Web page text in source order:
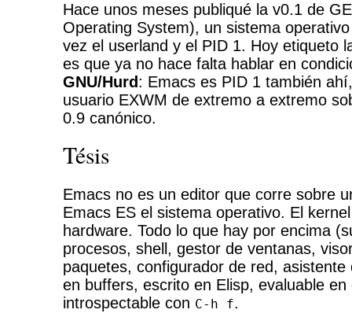
Hace unos meses publiqué la v0.1 de
Operating System), un sistema
vez el userland y el PID 1. Hoy etiqueto
es que ya no hace falta hablar en
GNU/Hurd: Emacs es PID 1 también
usuario EXWM de extremo a extremo
0.9 canónico.
Tésis
Emacs no es un editor que corre sobre
Emacs ES el sistema operativo. El
hardware. Todo lo que hay por encima
procesos, shell, gestor de ventanas,
paquetes, configurador de red, asistente
en buffers, escrito en Elisp, evaluable en
introspectable con C-h f.